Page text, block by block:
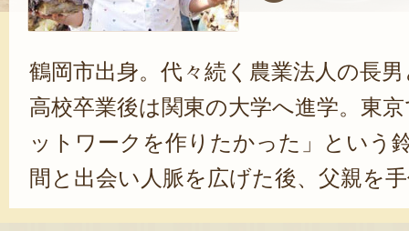
鶴岡市出身。代々続く農業法人の長
高校卒業後は関東の大学へ進学。東
ットワークを作りたかった」という
間と出会い人脈を広げた後、父親を
にUターンした。鈴木さんは、米作